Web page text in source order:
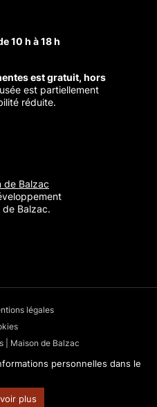
personnelles dans le
plus
Balzac
Balzac
de Balzacde Balzac
10 h à 18 h
est gratuit, hors
est partiellement
réduite.
de Balzac
Balzac.
légales
| Maison de Balzac